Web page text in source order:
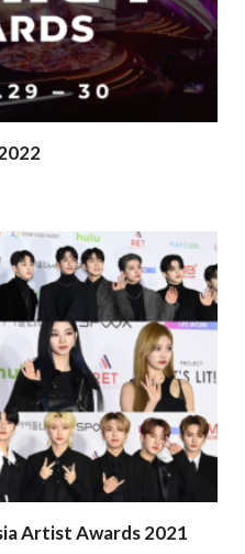
Artist Awards 2021